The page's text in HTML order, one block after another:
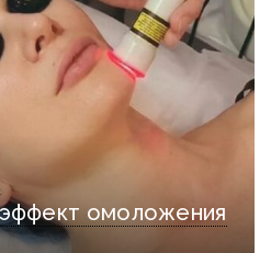
омоложения